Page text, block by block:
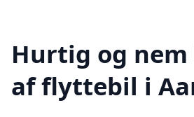
Hurtig og
af flyttebil i